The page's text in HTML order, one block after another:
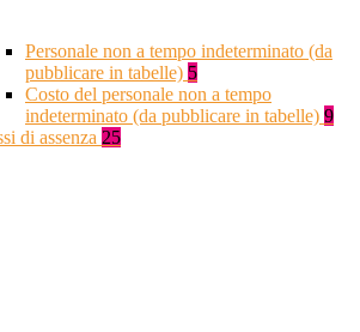
Personale non a tempo indeterminato (da
pubblicare in tabelle) 5
Costo del personale non a tempo
indeterminato (da pubblicare in tabelle) 9
di assenza 25